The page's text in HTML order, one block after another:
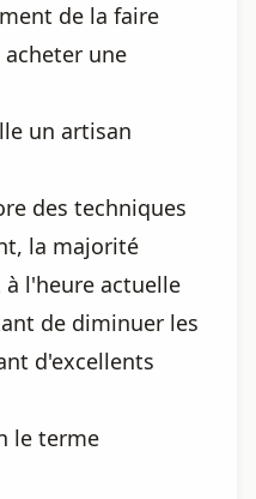
de la faire
une
un artisan
des techniques
la majorité
l'heure actuelle
de diminuer les
d'excellents
le terme